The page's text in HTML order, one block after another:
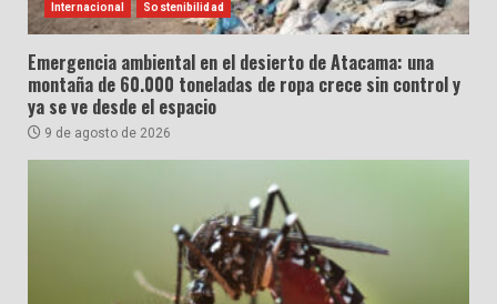
Internacional Sostenibilidad
Emergencia ambiental en el desierto de Atacama: una
montaña de 60.000 toneladas de ropa crece sin control y
ya se ve desde el espacio
9 de agosto de 2026